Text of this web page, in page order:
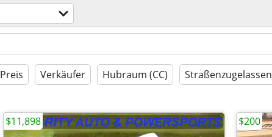
Preis Verkäufer Hubraum (CC) Straßenzugelassen
$11,898 $200